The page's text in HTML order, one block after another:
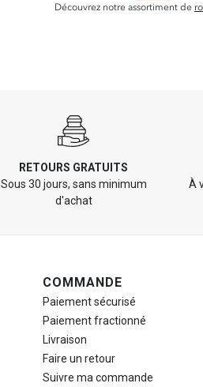
Découvrez notre assortiment de
RETOURS GRATUITS
Sous 30 jours, sans minimum
d'achat
À
COMMANDE
Paiement sécurisé
Paiement fractionné
Livraison
Faire un retour
Suivre ma commande